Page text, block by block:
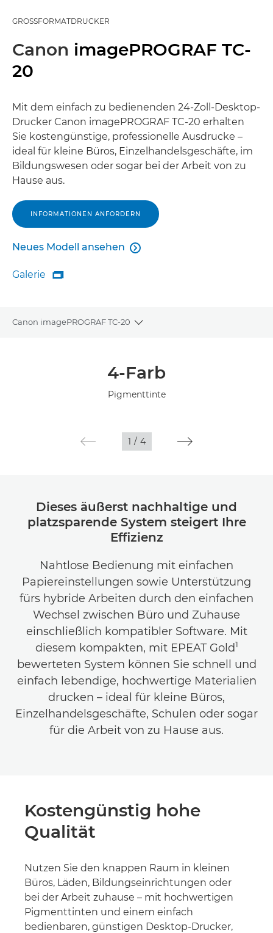
GROSSFORMATDRUCKER
Canon imagePROGRAF TC-
20
Mit dem einfach zu bedienenden 24-Zoll-Desktop-
Drucker Canon imagePROGRAF TC-20 erhalten
Sie kostengünstige, professionelle Ausdrucke –
ideal für kleine Büros, Einzelhandelsgeschäfte, im
Bildungswesen oder sogar bei der Arbeit von zu
Hause aus.
INFORMATIONEN ANFORDERN
Neues Modell ansehen
Neues Modell ansehen

Galerie
Galerie

Canon imagePROGRAF TC-20
Toggle breadcrumbs
4-Farb
Pigmenttinte
1 / 4
Dieses äußerst nachhaltige und
platzsparende System steigert Ihre
Effizienz
Nahtlose Bedienung mit einfachen
Papiereinstellungen sowie Unterstützung
fürs hybride Arbeiten durch den einfachen
Wechsel zwischen Büro und Zuhause
einschließlich kompatibler Software. Mit
diesem kompakten, mit EPEAT Gold1
bewerteten System können Sie schnell und
einfach lebendige, hochwertige Materialien
drucken – ideal für kleine Büros,
Einzelhandelsgeschäfte, Schulen oder sogar
für die Arbeit von zu Hause aus.
Kostengünstig hohe
Qualität
Nutzen Sie den knappen Raum in kleinen
Büros, Läden, Bildungseinrichtungen oder
bei der Arbeit zuhause – mit hochwertigen
Pigmenttinten und einem einfach
bedienbaren, günstigen Desktop-Drucker,